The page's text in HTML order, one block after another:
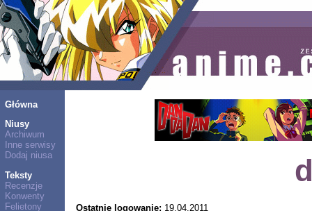
Główna
Niusy
Archiwum
Inne serwisy
Dodaj niusa
Teksty
Recenzje
Konwenty
Felietony
Ostatnie logowanie: 19.04.2011